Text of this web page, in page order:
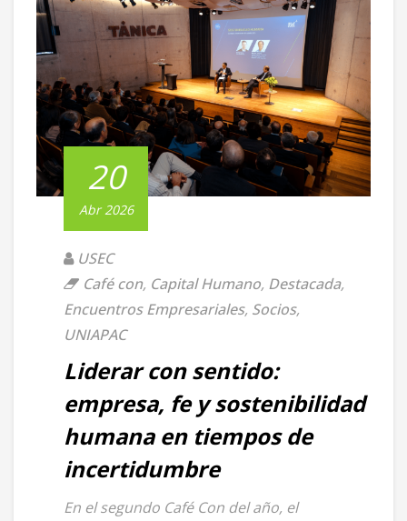
20
Abr 2026
USEC
Café con, Capital Humano, Destacada,
Encuentros Empresariales, Socios,
UNIAPAC
Liderar con sentido:
empresa, fe y sostenibilidad
humana en tiempos de
incertidumbre
En el segundo Café Con del año, el